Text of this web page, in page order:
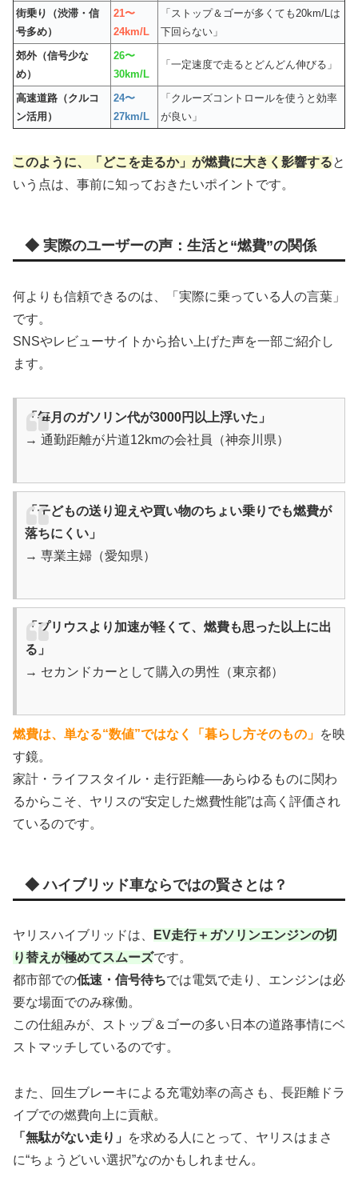
街乗り（渋滞・信
号多め）
21〜
24km/L
「ストップ＆ゴーが多くても20km/Lは
下回らない」
郊外（信号少な
め）
26〜
30km/L
「一定速度で走るとどんどん伸びる」
高速道路（クルコ
ン活用）
24〜
27km/L
「クルーズコントロールを使うと効率
が良い」
このように、「どこを走るか」が燃費に大きく影響すると
いう点は、事前に知っておきたいポイントです。
◆ 実際のユーザーの声：生活と“燃費”の関係
何よりも信頼できるのは、「実際に乗っている人の言葉」
です。
SNSやレビューサイトから拾い上げた声を一部ご紹介し
ます。
「毎月のガソリン代が3000円以上浮いた」
→ 通勤距離が片道12kmの会社員（神奈川県）
「子どもの送り迎えや買い物のちょい乗りでも燃費が
落ちにくい」
→ 専業主婦（愛知県）
「プリウスより加速が軽くて、燃費も思った以上に出
る」
→ セカンドカーとして購入の男性（東京都）
燃費は、単なる“数値”ではなく「暮らし方そのもの」 を映
す鏡。
家計・ライフスタイル・走行距離──あらゆるものに関わ
るからこそ、ヤリスの“安定した燃費性能”は高く評価され
ているのです。
◆ ハイブリッド車ならではの賢さとは？
ヤリスハイブリッドは、
EV走行＋ガソリンエンジンの切
り替えが極めてスムーズです。
都市部での低速・信号待ちでは電気で走り、エンジンは必
要な場面でのみ稼働。
この仕組みが、ストップ＆ゴーの多い日本の道路事情にベ
ストマッチしているのです。
また、回生ブレーキによる充電効率の高さも、長距離ドラ
イブでの燃費向上に貢献。
「無駄がない走り」
を求める人にとって、ヤリスはまさ
に“ちょうどいい選択”なのかもしれません。